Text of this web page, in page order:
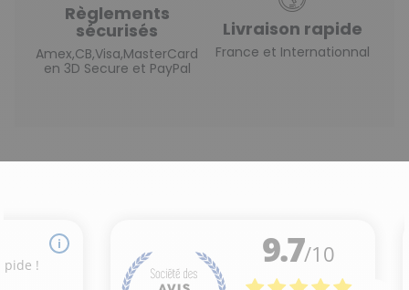
Règlements
sécurisés
Amex,CB,Visa,MasterCard
en 3D Secure et PayPal
Livraison rapide
France et Internationnal